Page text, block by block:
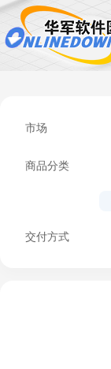
市场
商品分类
交付方式